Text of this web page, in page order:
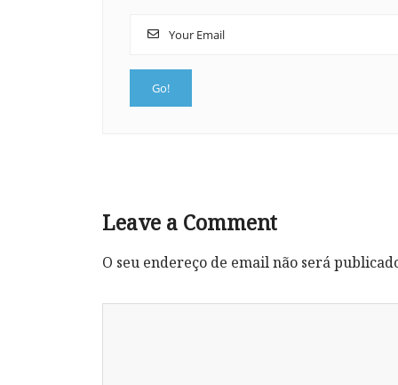
Leave a Comment
O seu endereço de email não será